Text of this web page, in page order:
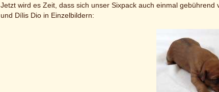
Jetzt wird es Zeit, dass sich unser Sixpack auch einmal
und Dílis Dio in Einzelbildern: